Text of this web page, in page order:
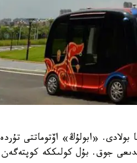
4,3 مەتر، كەڭدىگى 2 مەتر، 14 ادام وتىرۋىنا بولادى. «ابولۇڭ» اۆتوماتتى تۇردە
جوق. بۇل كولىككە كوپتەگەن